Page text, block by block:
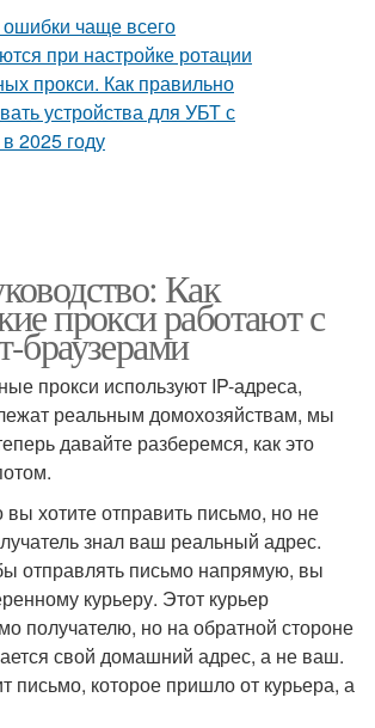
Как
прокси работают с
браузерами
прокси используют IP-адреса,
реальным домохозяйствам, мы
давайте разберемся, как это
вы хотите отправить письмо, но не
знал ваш реальный адрес.
отправлять письмо напрямую, вы
курьеру. Этот курьер
получателю, но на обратной стороне
свой домашний адрес, а не ваш.
письмо, которое пришло от курьера, а